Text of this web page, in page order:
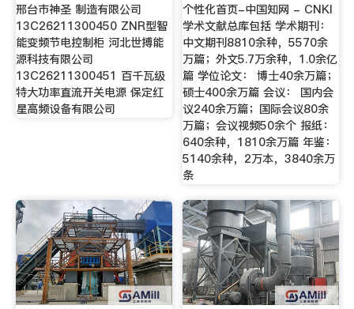
邢台市神圣 制造有限公司
13C26211300450 ZNR型智
能变频节电控制柜 河北世搏能
源科技有限公司
13C26211300451 百千瓦级
特大功率直流开关电源 保定红
星高频设备有限公司
个性化首页-中国知网 - CNKI
学术文献总库包括 学术期刊：
中文期刊8810余种，5570余
万篇；外文5.7万余种，1.0余亿
篇 学位论文： 博士40余万篇；
硕士400余万篇 会议： 国内会
议240余万篇；国际会议80余
万篇；会议视频50余个 报纸：
640余种，1810余万篇 年鉴：
5140余种，2万本，3840余万
条